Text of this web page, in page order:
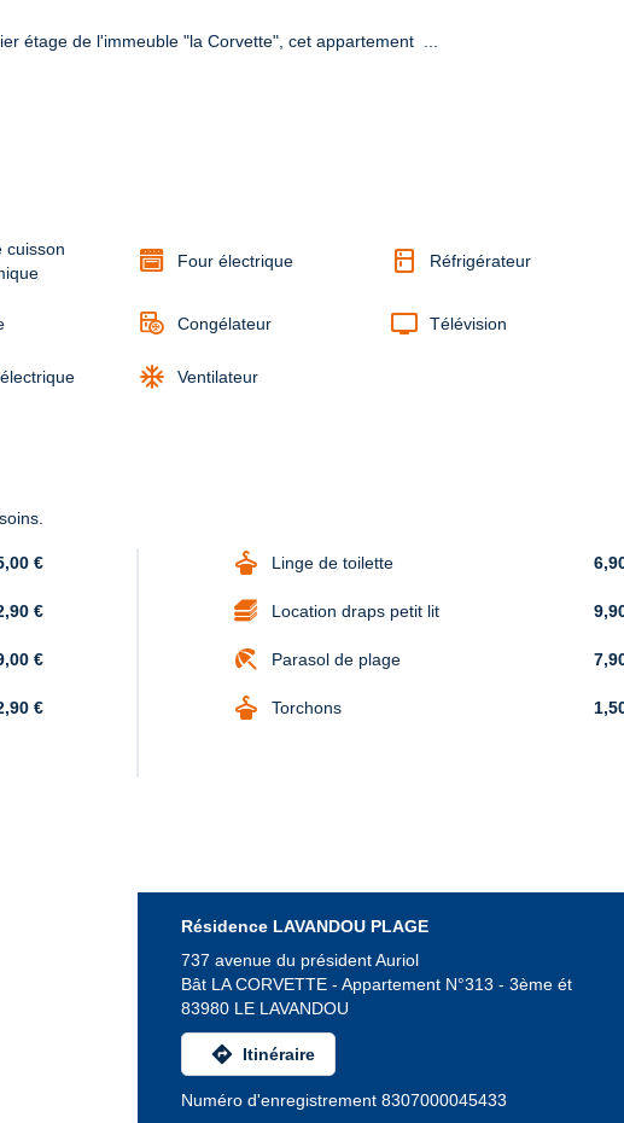
étage de l'immeuble "la Corvette", cet appartement  ...
cuisson
Four électrique kitchen Réfrigérateur
Congélateur tv Télévision
ac_unit Ventilateur
€ dry_cleaning Linge de toilette
€ Location draps petit lit
€ beach_access Parasol de plage
€ dry_cleaning Torchons
Résidence LAVANDOU PLAGE
737 avenue du président Auriol
Bât LA CORVETTE - Appartement N°313 - 3ème ét
83980 LE LAVANDOU
directions Itinéraire
Numéro d'enregistrement 8307000045433